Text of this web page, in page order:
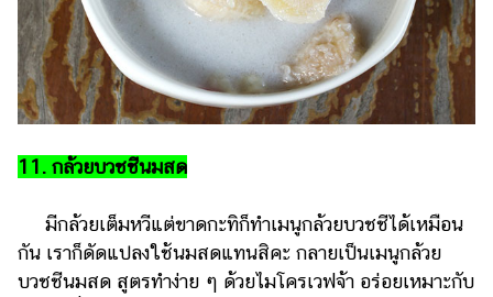
11. กล้วยบวชชีนมสด
มีกล้วยเต็มหวีแต่ขาดกะทิก็ทำเมนูกล้วยบวชชีได้เหมือน
กัน เราก็ดัดแปลงใช้นมสดแทนสิคะ กลายเป็นเมนูกล้วย
บวชชีนมสด สูตรทำง่าย ๆ ด้วยไมโครเวฟจ้า อร่อยเหมาะกับ